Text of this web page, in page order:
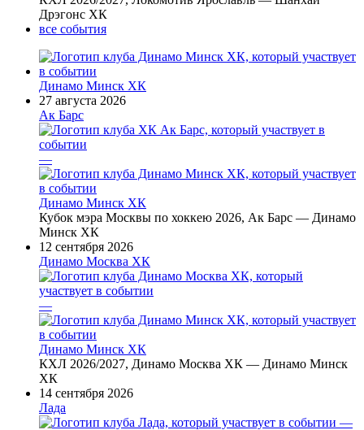
Дрэгонс ХК
все события
Динамо Минск ХК
27 августа 2026
Ак Барс
—
Динамо Минск ХК
Кубок мэра Москвы по хоккею 2026, Ак Барс — Динамо
Минск ХК
12 сентября 2026
Динамо Москва ХК
—
Динамо Минск ХК
КХЛ 2026/2027, Динамо Москва ХК — Динамо Минск
ХК
14 сентября 2026
Лада
—